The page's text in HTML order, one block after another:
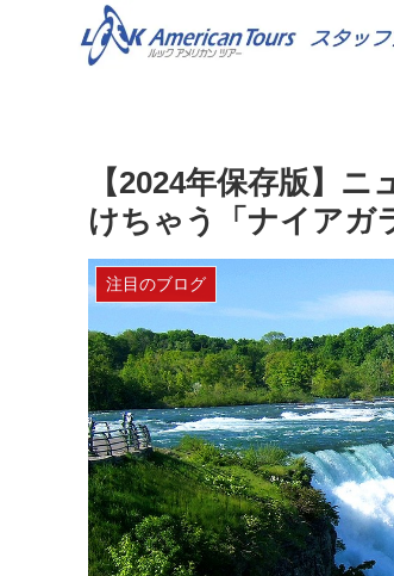
【2024年保存版】
けちゃう「ナイアガ
注目のブログ